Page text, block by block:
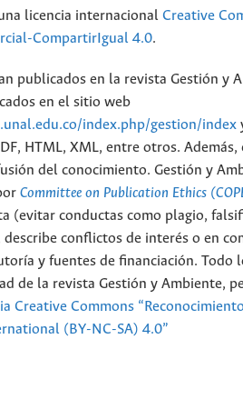
licencia internacional Creative
CompartirIgual 4.0.
publicados en la revista Gestión y
en el sitio web
index.php/gestion/index
HTML, XML, entre otros.
del conocimiento. Gestión y
Committee on Publication Ethics
(evitar conductas como plagio,
conflictos de interés o en
y fuentes de financiación. Todo
de la revista Gestión y Ambiente,
Creative Commons
(BY-NC-SA) 4.0”